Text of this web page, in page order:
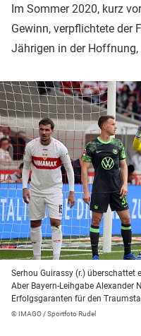
Im Sommer 2020, kurz
Gewinn, verpflichtete der
Jährigen in der Hoffnung,
Serhou Guirassy (r.) überschattet
Aber Bayern-Leihgabe Alexander
Erfolgsgaranten für den
© IMAGO / Sportfoto Rudel